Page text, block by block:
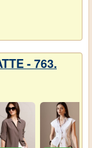
- 763.